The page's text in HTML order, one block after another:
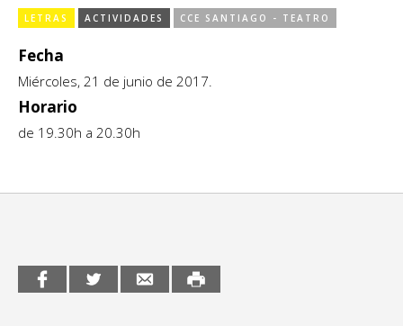
Sitios de interés
Escénicas
Formación
Infantil / Juvenil
Música / Sonido
Radio / Podcast
LETRAS ACTIVIDADES CCE SANTIAGO - TEATRO
Fecha
Miércoles, 21 de junio de 2017.
Horario
de 19.30h a 20.30h